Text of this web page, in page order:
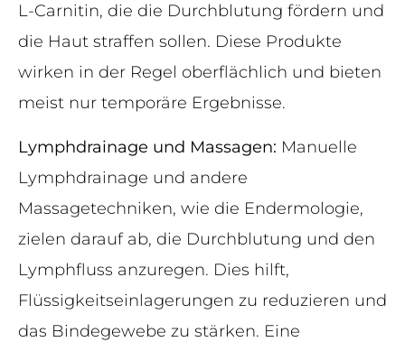
L-Carnitin, die die Durchblutung fördern und
die Haut straffen sollen. Diese Produkte
wirken in der Regel oberflächlich und bieten
meist nur temporäre Ergebnisse.
Lymphdrainage und Massagen: Manuelle
Lymphdrainage und andere
Massagetechniken, wie die Endermologie,
zielen darauf ab, die Durchblutung und den
Lymphfluss anzuregen. Dies hilft,
Flüssigkeitseinlagerungen zu reduzieren und
das Bindegewebe zu stärken. Eine